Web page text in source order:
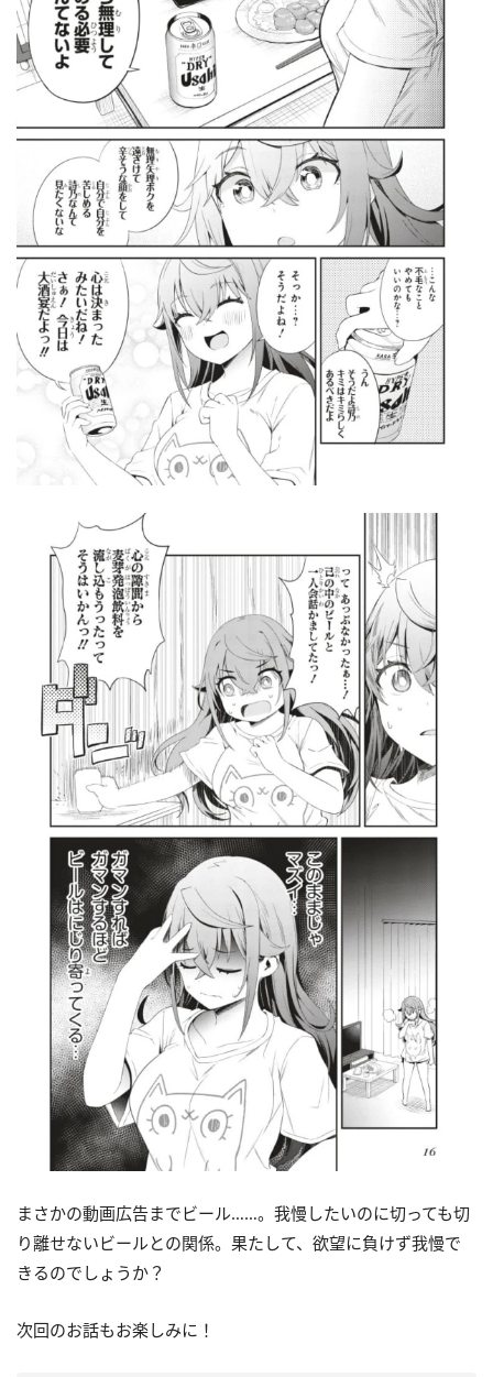
まさかの動画広告までビール……。我慢したいのに切っても切
り離せないビールとの関係。果たして、欲望に負けず我慢で
きるのでしょうか？
次回のお話もお楽しみに！